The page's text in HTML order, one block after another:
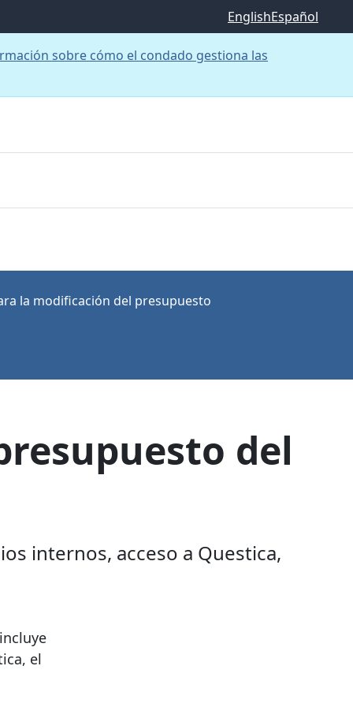
EnglishEspañol
sobre cómo el condado gestiona las
la modificación del presupuesto
del
internos, acceso a Questica,
el